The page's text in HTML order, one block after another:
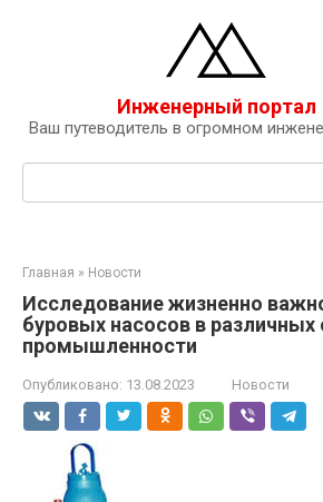
Инженерный портал
Ваш путеводитель в огромном
Поиск:
Главная » Новости
Исследование жизненно
буровых насосов в различных
промышленности
Опубликовано: 13.08.2023 Новости